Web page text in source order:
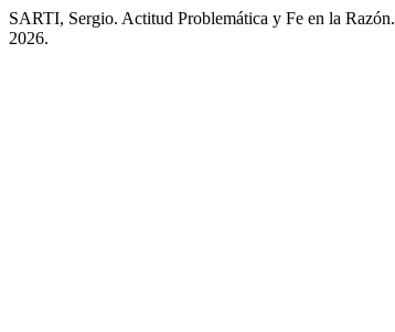
SARTI, Sergio. Actitud Problemática y Fe en la Razón.
2026.